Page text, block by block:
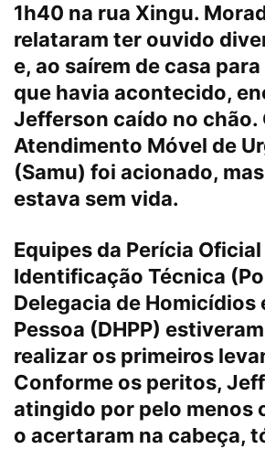
1h40 na rua Xingu.
relataram ter ouvido
e, ao saírem de casa
que havia acontecido,
Jefferson caído no chão.
Atendimento Móvel de
(Samu) foi acionado,
estava sem vida.
Equipes da Perícia Oficial
Identificação Técnica
Delegacia de Homicídios
Pessoa (DHPP)
realizar os primeiros
Conforme os peritos,
atingido por pelo menos
o acertaram na cabeça,